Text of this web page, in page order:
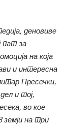
деновиве
пат за
на која
и интересна
Пресечки,
и тој,
во кое
земји на три